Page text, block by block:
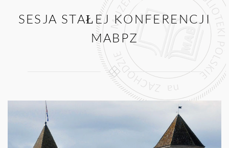
SESJA STAŁEJ KONFERENCJI
MABPZ